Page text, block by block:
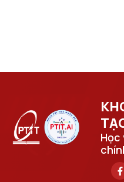
Học